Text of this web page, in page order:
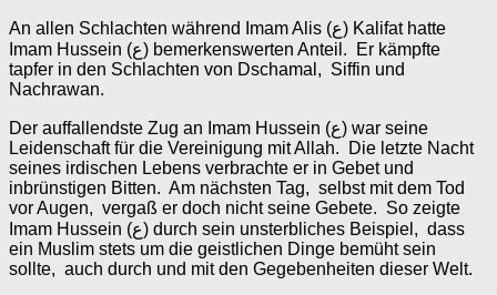
An allen Schlachten während Imam Alis (ع) Kalifat hatte
Imam Hussein (ع) bemerkenswerten Anteil. Er kämpfte
tapfer in den Schlachten von Dschamal, Siffin und
Nachrawan.
Der auffallendste Zug an Imam Hussein (ع) war seine
Leidenschaft für die Vereinigung mit Allah. Die letzte Nacht
seines irdischen Lebens verbrachte er in Gebet und
inbrünstigen Bitten. Am nächsten Tag, selbst mit dem Tod
vor Augen, vergaß er doch nicht seine Gebete. So zeigte
Imam Hussein (ع) durch sein unsterbliches Beispiel, dass
ein Muslim stets um die geistlichen Dinge bemüht sein
sollte, auch durch und mit den Gegebenheiten dieser Welt.